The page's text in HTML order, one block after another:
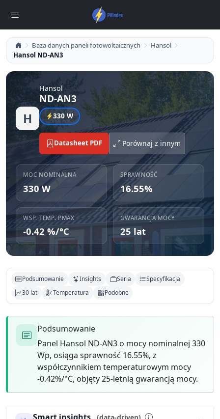
Baza danych paneli fotowoltaicznych
Hansol
Hansol ND-AN3
H
Hansol
ND-AN3
330 W
Datasheet PDF Porównaj z innym
MOC NOMINALNA
330 W
SPRAWNOŚĆ
16.55%
WSP. TEMP. PMAX
-0.42 %/°C
GWARANCJA MOCY
25 lat
Podsumowanie Insights Seria
Specyfikacja
30 lat
Temperatura Podobne
Podsumowanie
Panel Hansol ND-AN3 o mocy nominalnej 330
Wp, osiąga sprawność 16.55%, z
współczynnikiem temperaturowym mocy
-0.42%/°C, objęty 25-letnią gwarancją mocy.
Smart insights (data-driven)